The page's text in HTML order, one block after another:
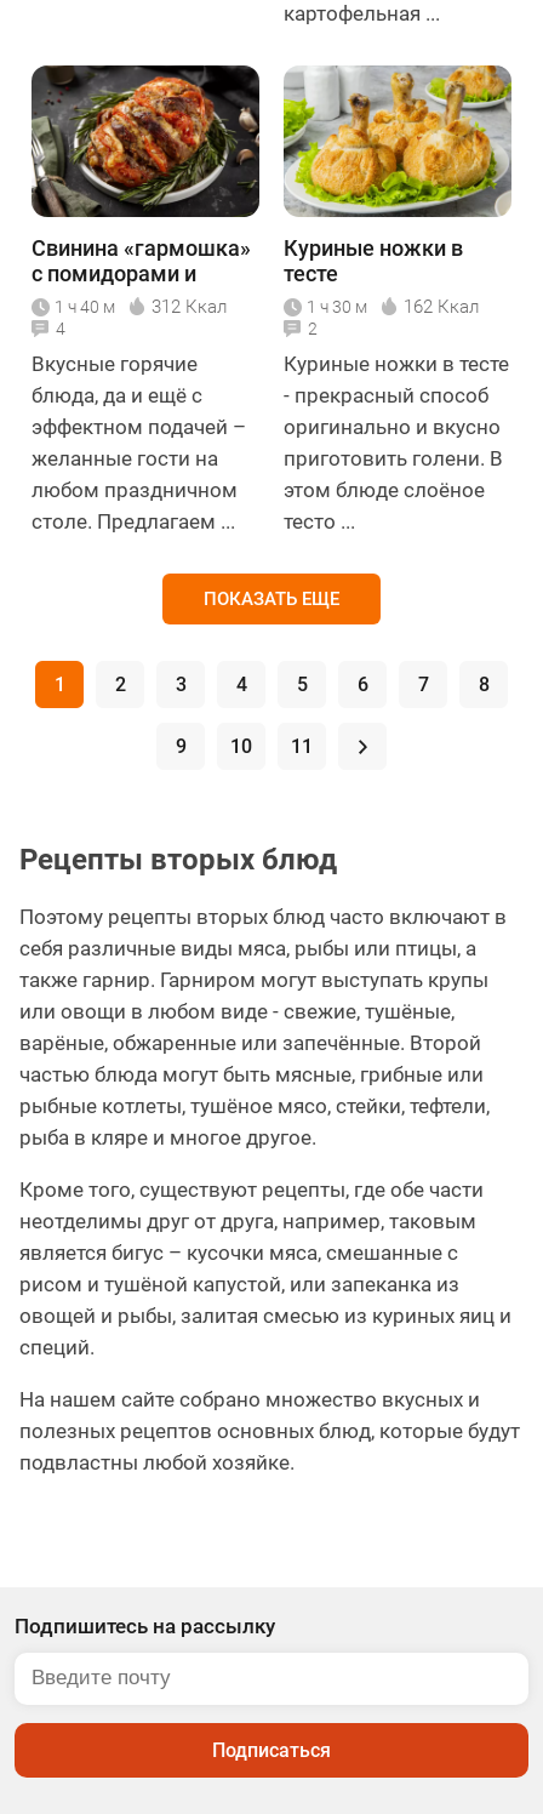
картофельная ...
Свинина «гармошка»
с помидорами и
сыром
1 ч 40 м 312 Ккал
4
Вкусные горячие
блюда, да и ещё с
эффектном подачей –
желанные гости на
любом праздничном
столе. Предлагаем ...
Куриные ножки в
тесте
1 ч 30 м 162 Ккал
2
Куриные ножки в тесте
- прекрасный способ
оригинально и вкусно
приготовить голени. В
этом блюде слоёное
тесто ...
ПОКАЗАТЬ ЕЩЕ
1 2 3 4 5 6 7 8
9 10 11 .
Рецепты вторых блюд
Поэтому рецепты вторых блюд часто включают в
себя различные виды мяса, рыбы или птицы, а
также гарнир. Гарниром могут выступать крупы
или овощи в любом виде - свежие, тушёные,
варёные, обжаренные или запечённые. Второй
частью блюда могут быть мясные, грибные или
рыбные котлеты, тушёное мясо, стейки, тефтели,
рыба в кляре и многое другое.
Кроме того, существуют рецепты, где обе части
неотделимы друг от друга, например, таковым
является бигус – кусочки мяса, смешанные с
рисом и тушёной капустой, или запеканка из
овощей и рыбы, залитая смесью из куриных яиц и
специй.
На нашем сайте собрано множество вкусных и
полезных рецептов основных блюд, которые будут
подвластны любой хозяйке.
Подпишитесь на рассылку
Подписаться